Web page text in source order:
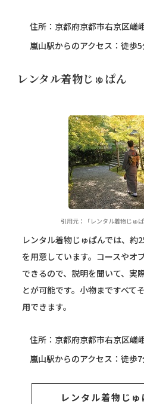
住所：京都府京都市右京区嵯
嵐山駅からのアクセス：徒歩
レンタル着物じゅぱん
引用元：「レンタル着物じ
レンタル着物じゅぱんでは、
を用意しています。コースやオ
できるので、説明を聞いて、実
とが可能です。小物まですべて
用できます。
住所：京都府京都市右京区嵯
嵐山駅からのアクセス：徒歩
レンタル着物じ